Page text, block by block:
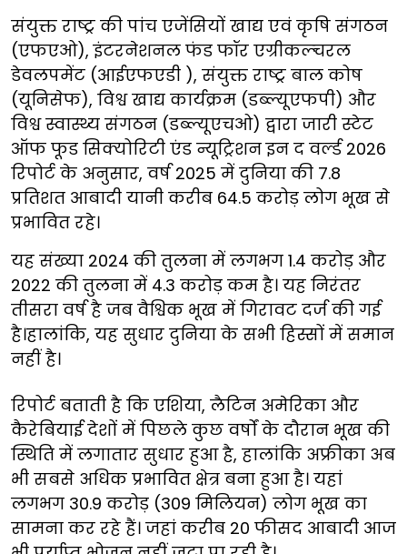
संयुक्त राष्ट्र की पांच एजेंसियों खाद्य एवं कृषि संगठन
(एफएओ), इंटरनेशनल फंड फॉर एग्रीकल्चरल
डेवलपमेंट (आईएफएडी ), संयुक्त राष्ट्र बाल कोष
(यूनिसेफ), विश्व खाद्य कार्यक्रम (डब्ल्यूएफपी) और
विश्व स्वास्थ्य संगठन (डब्ल्यूएचओ) द्वारा जारी स्टेट
ऑफ फूड सिक्योरिटी एंड न्यूट्रिशन इन द वर्ल्ड 2026
रिपोर्ट के अनुसार, वर्ष 2025 में दुनिया की 7.8
प्रतिशत आबादी यानी करीब 64.5 करोड़ लोग भूख से
प्रभावित रहे।
यह संख्या 2024 की तुलना में लगभग 1.4 करोड़ और
2022 की तुलना में 4.3 करोड़ कम है। यह निरंतर
तीसरा वर्ष है जब वैश्विक भूख में गिरावट दर्ज की गई
है।हालांकि, यह सुधार दुनिया के सभी हिस्सों में समान
नहीं है।
रिपोर्ट बताती है कि एशिया, लैटिन अमेरिका और
कैरेबियाई देशों में पिछले कुछ वर्षों के दौरान भूख की
स्थिति में लगातार सुधार हुआ है, हालांकि अफ्रीका अब
भी सबसे अधिक प्रभावित क्षेत्र बना हुआ है। यहां
लगभग 30.9 करोड़ (309 मिलियन) लोग भूख का
सामना कर रहे हैं। जहां करीब 20 फीसद आबादी आज